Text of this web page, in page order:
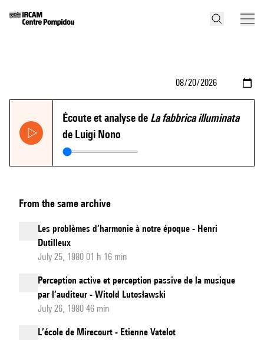
Écoute et analyse de La fabbrica illuminata
de Luigi Nono
From the same archive
Les problèmes d’harmonie à notre époque - Henri
Dutilleux
July 25, 1980 01 h 16 min
Perception active et perception passive de la musique
par l’auditeur - Witold Lutosławski
July 26, 1980 46 min
L’école de Mirecourt - Etienne Vatelot